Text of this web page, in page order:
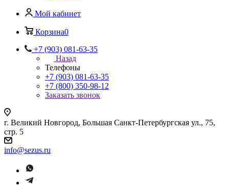
Мой кабинет
Корзина0
+7 (903) 081-63-35
Назад
Телефоны
+7 (903) 081-63-35
+7 (800) 350-98-12
Заказать звонок
г. Великий Новгород, Большая Санкт-Петербургская ул., 75,
стр. 5
info@sezus.ru